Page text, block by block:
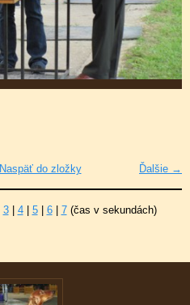
Ďalšie →
Naspäť do zložky
3| 4| 5| 6| 7(čas v sekundách)